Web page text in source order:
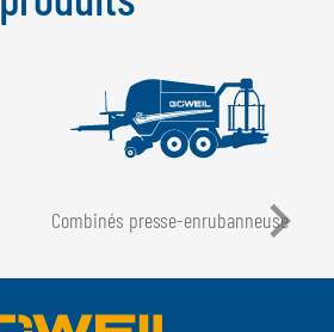
Combinés presse-enrubanneuse